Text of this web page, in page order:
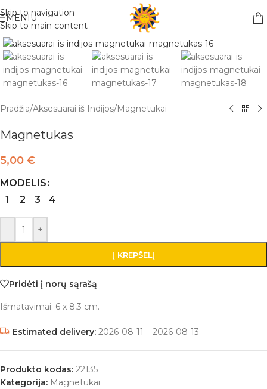
Skip to navigation
Skip to main content
Nemokamas pristatymas į paštomatą apsiperkant už 30€!!
MENIU
Pradžia/Aksesuarai iš Indijos/Magnetukai
Magnetukas
5,00 €
MODELIS
1
2 3 4
- +
Į KREPŠELĮ
Pridėti į norų sąrašą
Išmatavimai: 6 x 8,3 cm.
Estimated delivery: 2026-08-11 – 2026-08-13
Produkto kodas: 22135
Kategorija: Magnetukai